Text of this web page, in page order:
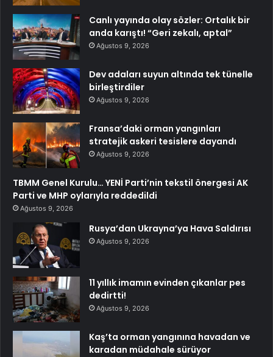
Canlı yayında olay sözler: Ortalık bir
anda karıştı! “Geri zekalı, aptal”
Ağustos 9, 2026
Dev adaları suyun altında tek tünelle
birleştirdiler
Ağustos 9, 2026
Fransa’daki orman yangınları
stratejik askeri tesislere dayandı
Ağustos 9, 2026
TBMM Genel Kurulu… YENİ Parti’nin tekstil önergesi AK
Parti ve MHP oylarıyla reddedildi
Ağustos 9, 2026
Rusya’dan Ukrayna’ya Hava Saldırısı
Ağustos 9, 2026
11 yıllık imamın evinden çıkanlar pes
dedirtti!
Ağustos 9, 2026
Kaş’ta orman yangınına havadan ve
karadan müdahale sürüyor